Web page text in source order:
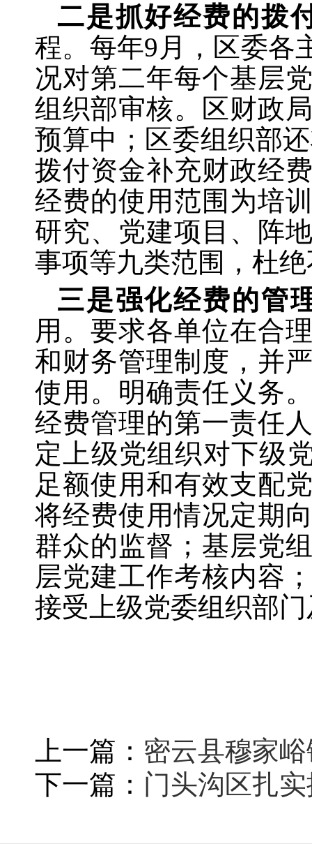
二是抓好经费的拨
程。每年9 月，区委各
况对第二年每个基层
组织部审核。区财政
预算中；区委组织部
拨付资金补充财政经
经费的使用范围为培
研究、党建项目、阵
事项等九类范围，杜
三是强化经费的管
用。要求各单位在合
和财务管理制度，并
使用。明确责任义务
经费管理的第一责任
定上级党组织对下级
足额使用和有效支配
将经费使用情况定期
群众的监督；基层党
层党建工作考核内容
接受上级党委组织部
上一篇： 密云县穆家
下一篇： 门头沟区扎